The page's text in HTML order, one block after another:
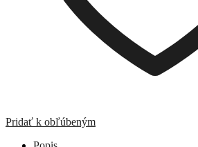
Pridať k obľúbeným